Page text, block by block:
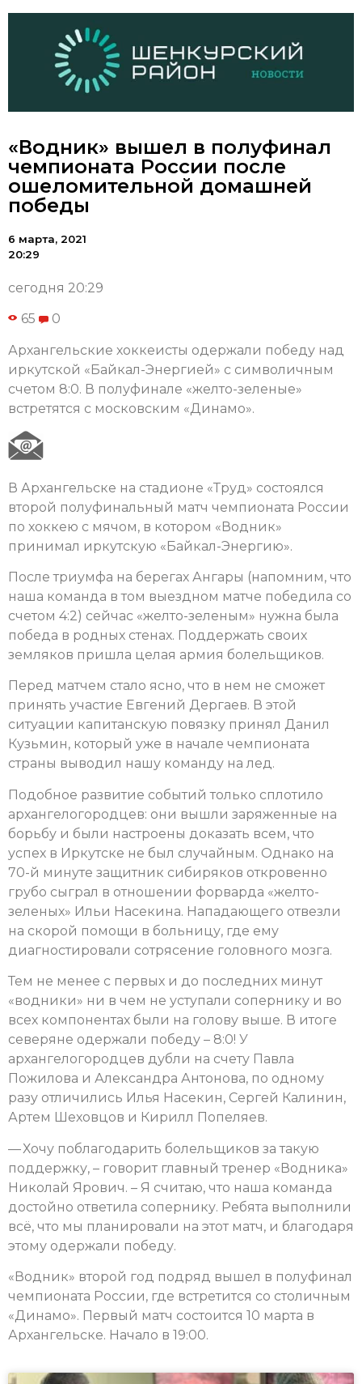
«Водник» вышел в полуфинал
чемпионата России после
ошеломительной домашней
победы
6 марта, 2021
20:29
сегодня 20:29
65 0
Архангельские хоккеисты одержали победу над
иркутской «Байкал-Энергией» с символичным
счетом 8:0. В полуфинале «желто-зеленые»
встретятся с московским «Динамо».
В Архангельске на стадионе «Труд» состоялся
второй полуфинальный матч чемпионата России
по хоккею с мячом, в котором «Водник»
принимал иркутскую «Байкал-Энергию».
После триумфа на берегах Ангары (напомним, что
наша команда в том выездном матче победила со
счетом 4:2) сейчас «желто-зеленым» нужна была
победа в родных стенах. Поддержать своих
земляков пришла целая армия болельщиков.
Перед матчем стало ясно, что в нем не сможет
принять участие Евгений Дергаев. В этой
ситуации капитанскую повязку принял Данил
Кузьмин, который уже в начале чемпионата
страны выводил нашу команду на лед.
Подобное развитие событий только сплотило
архангелогородцев: они вышли заряженные на
борьбу и были настроены доказать всем, что
успех в Иркутске не был случайным. Однако на
70-й минуте защитник сибиряков откровенно
грубо сыграл в отношении форварда «желто-
зеленых» Ильи Насекина. Нападающего отвезли
на скорой помощи в больницу, где ему
диагностировали сотрясение головного мозга.
Тем не менее с первых и до последних минут
«водники» ни в чем не уступали сопернику и во
всех компонентах были на голову выше. В итоге
северяне одержали победу – 8:0! У
архангелогородцев дубли на счету Павла
Пожилова и Александра Антонова, по одному
разу отличились Илья Насекин, Сергей Калинин,
Артем Шеховцов и Кирилл Попеляев.
— Хочу поблагодарить болельщиков за такую
поддержку, – говорит главный тренер «Водника»
Николай Ярович. – Я считаю, что наша команда
достойно ответила сопернику. Ребята выполнили
всё, что мы планировали на этот матч, и благодаря
этому одержали победу.
«Водник» второй год подряд вышел в полуфинал
чемпионата России, где встретится со столичным
«Динамо». Первый матч состоится 10 марта в
Архангельске. Начало в 19:00.